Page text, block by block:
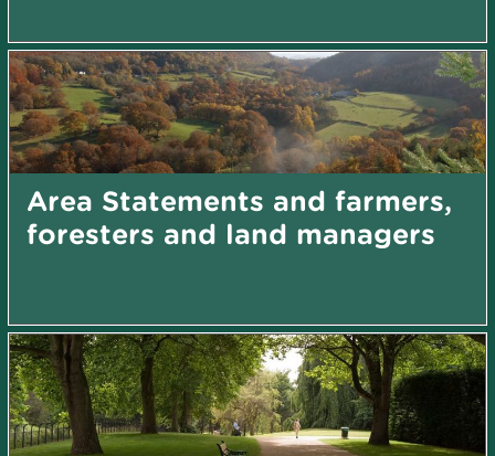
Area Statements and farmers,
foresters and land managers